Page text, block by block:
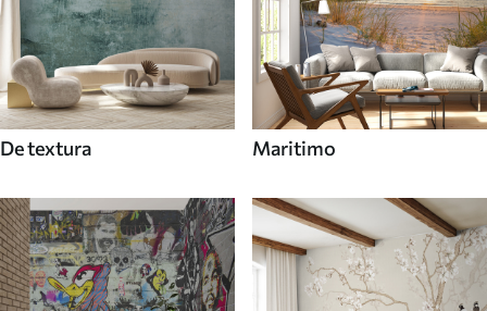
De textura Maritimo